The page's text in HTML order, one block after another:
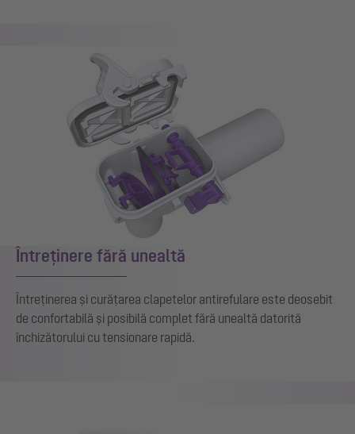
Întreținere fără unealtă
Întreținerea și curățarea clapetelor antirefulare este deosebit
de confortabilă și posibilă complet fără unealtă datorită
închizătorului cu tensionare rapidă.